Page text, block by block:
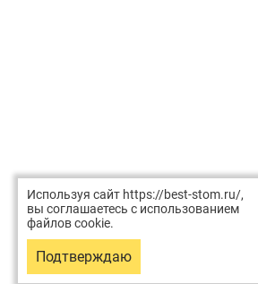
Используя сайт https://best-stom.ru/,
вы соглашаетесь с использованием
файлов cookie.
Подтверждаю